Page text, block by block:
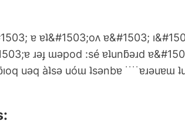
ɐ ɐʇ&#1503;oʌ ɐ&#1503;
ɹǝɟ ɯǝpod :sé ɐʇunƃǝɹd
uǝq àʇsǝ uóɯ ʇsǝnbɐ ˙˙˙˙ɐɹǝuɐɯ